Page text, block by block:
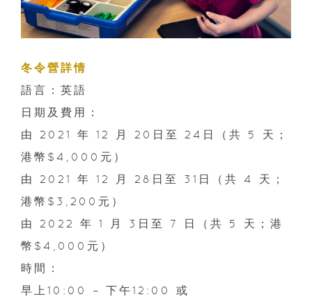
冬令營詳情
語言：英語
日期及費用：
由 2021 年 12 月 20日至 24日（共 5 天；
港幣$4,000元）
由 2021 年 12 月 28日至 31日（共 4 天；
港幣$3,200元）
由 2022 年 1 月 3日至 7 日（共 5 天；港
幣$4,000元）
時間：
早上10:00 – 下午12:00 或